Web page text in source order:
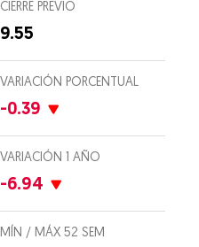
CIERRE PREVIO
9.55
VARIACIÓN PORCENTUAL
-0.39
VARIACIÓN 1 AÑO
-6.94
MÍN / MÁX 52 SEM